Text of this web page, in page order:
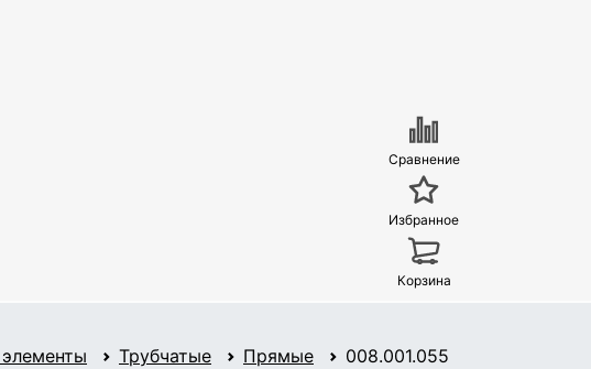
Сравнение
Избранное
Корзина
Трубчатые Прямые 008.001.055